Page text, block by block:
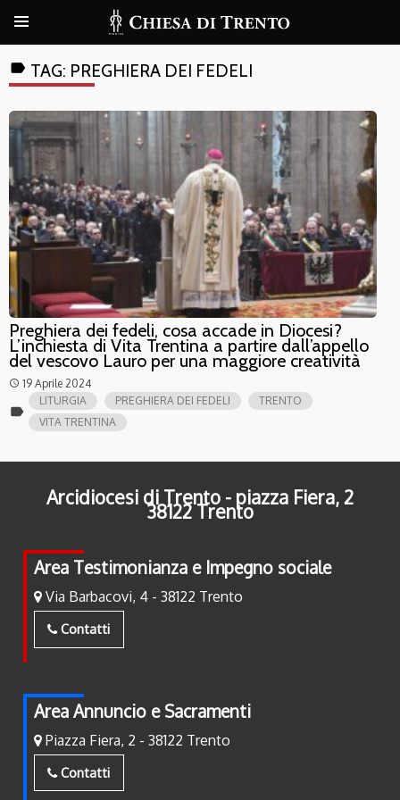
label TAG: PREGHIERA DEI FEDELI
Preghiera dei fedeli, cosa accade in Diocesi?
L’inchiesta di Vita Trentina a partire dall’appello
del vescovo Lauro per una maggiore creatività
access_time 19 Aprile 2024
label
LITURGIA PREGHIERA DEI FEDELI
TRENTO
VITA TRENTINA
Arcidiocesi di Trento - piazza Fiera, 2
38122 Trento
Area Testimonianza e Impegno sociale
Via Barbacovi, 4 - 38122 Trento
Contatti
Area Annuncio e Sacramenti
Piazza Fiera, 2 - 38122 Trento
Contatti